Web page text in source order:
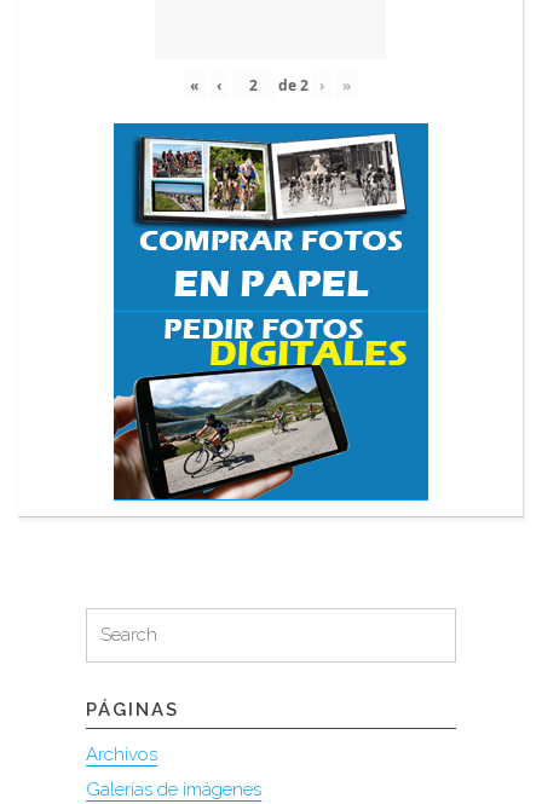
« ‹ de2 › »
for:
Search
PÁGINAS
Archivos
Galerías de imágenes